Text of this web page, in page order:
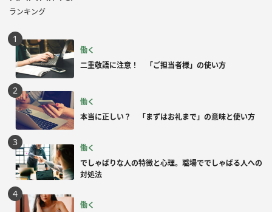
ランキング
働く
二重敬語に注意！ 「ご担当者様」の使い方
働く
本当に正しい？ 「まずはお礼まで」の意味と使い方
働く
でしゃばりな人の特徴と心理。職場ででしゃばる人への
対処法
働く